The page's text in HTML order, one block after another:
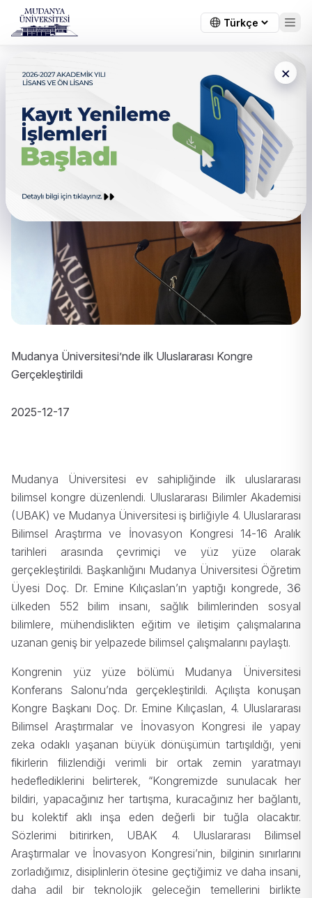
×
Mudanya Üniversitesi’nde ilk
Uluslararası Kongre
Gerçekleştirildi
Mudanya Üniversitesi’nde ilk Uluslararası Kongre
Gerçekleştirildi
2025-12-17
Mudanya Üniversitesi ev sahipliğinde ilk uluslararası
bilimsel kongre düzenlendi. Uluslararası Bilimler Akademisi
(UBAK) ve Mudanya Üniversitesi iş birliğiyle 4. Uluslararası
Bilimsel Araştırma ve İnovasyon Kongresi 14-16 Aralık
tarihleri arasında çevrimiçi ve yüz yüze olarak
gerçekleştirildi. Başkanlığını Mudanya Üniversitesi Öğretim
Üyesi Doç. Dr. Emine Kılıçaslan’ın yaptığı kongrede, 36
ülkeden 552 bilim insanı, sağlık bilimlerinden sosyal
bilimlere, mühendislikten eğitim ve iletişim çalışmalarına
uzanan geniş bir yelpazede bilimsel çalışmalarını paylaştı.
Kongrenin yüz yüze bölümü Mudanya Üniversitesi
Konferans Salonu’nda gerçekleştirildi. Açılışta konuşan
Kongre Başkanı Doç. Dr. Emine Kılıçaslan, 4. Uluslararası
Bilimsel Araştırmalar ve İnovasyon Kongresi ile yapay
zeka odaklı yaşanan büyük dönüşümün tartışıldığı, yeni
fikirlerin filizlendiği verimli bir ortak zemin yaratmayı
hedeflediklerini belirterek, “Kongremizde sunulacak her
bildiri, yapacağınız her tartışma, kuracağınız her bağlantı,
bu kolektif aklı inşa eden değerli bir tuğla olacaktır.
Sözlerimi bitirirken, UBAK 4. Uluslararası Bilimsel
Araştırmalar ve İnovasyon Kongresi’nin, bilginin sınırlarını
zorladığımız, disiplinlerin ötesine geçtiğimiz ve daha insani,
daha adil bir teknolojik geleceğin temellerini birlikte